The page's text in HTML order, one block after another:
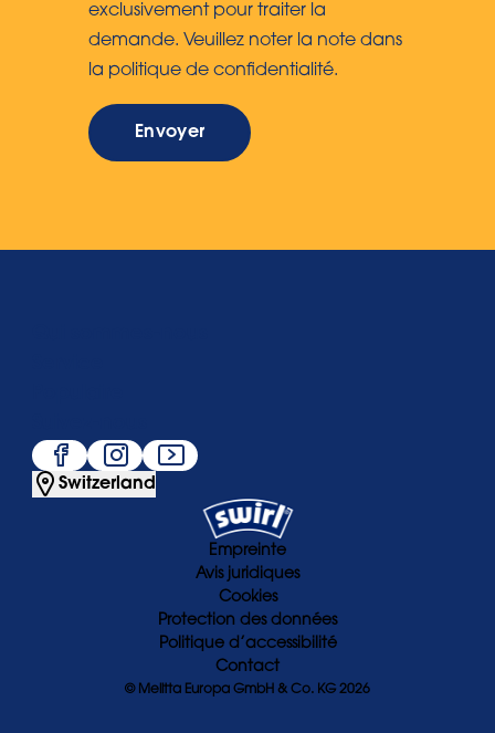
exclusivement pour traiter la
demande. Veuillez noter la note dans
la politique de confidentialité.
Envoyer
Switzerland
© Melitta Europa GmbH & Co. KG 2026
Empreinte
Avis juridiques
Cookies
Protection des données
Politique d’accessibilité
Contact